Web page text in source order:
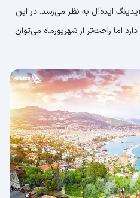
ایده‌آل به نظر می‌رسد. در این
اما راحت‌تر از شهریورماه می‌توان